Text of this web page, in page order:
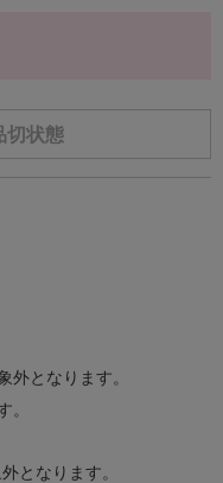
切状態
となります。
となります。